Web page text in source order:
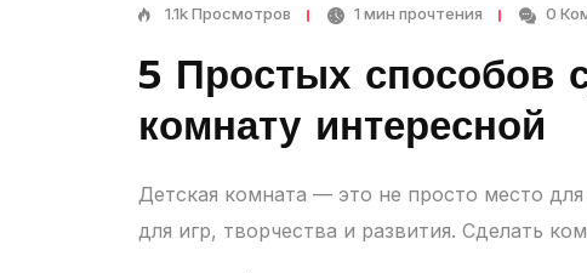
1.1k Просмотров 1 мин прочтения 0
5 Простых способов
комнату интересной
Детская комната — это не просто место
для игр, творчества и развития. Сделать